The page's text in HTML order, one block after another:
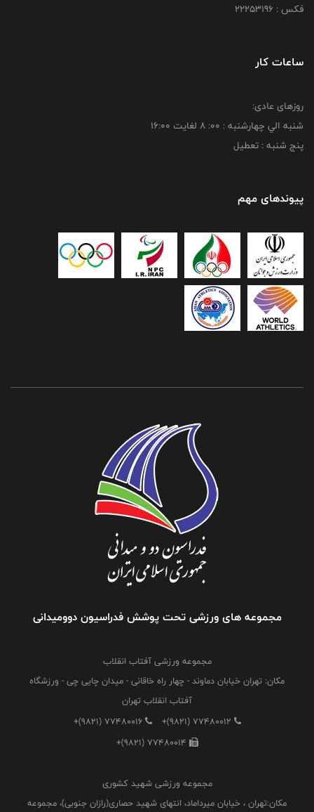
فکس : 22253196
ساعات کار
روزهای عادی:
شنبه الي چهارشنبه : 00: 8 لغايت 16:00
پنج شنبه : تعطیل
پیوندهای مهم
مجموعه های ورزشی تحت پوشش فدراسیون دوومیدانی
مجموعه ورزشی آفتاب انقلاب
مکان: تهران خیابان دماوند - چهار راه خاقانی - میدان چایی چی - ورزشگاه
آفتاب انقلاب تهران
+(9821) 77480012
+(9821) 77480016
+(9821) 77480014
مجموعه ورزشی شهید کشوری
مکان:تهران ، خیابان میرداماد، انتهای شهید حصاری(رازان جنوبی)، مجموعه